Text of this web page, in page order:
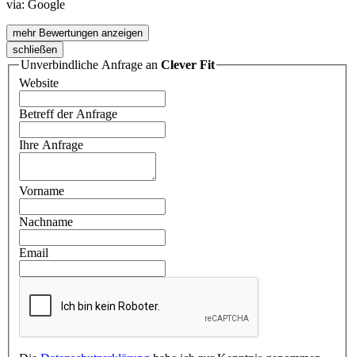
via: Google
mehr Bewertungen anzeigen
schließen
Unverbindliche Anfrage an Clever Fit
Website
Betreff der Anfrage
Ihre Anfrage
Vorname
Nachname
Email